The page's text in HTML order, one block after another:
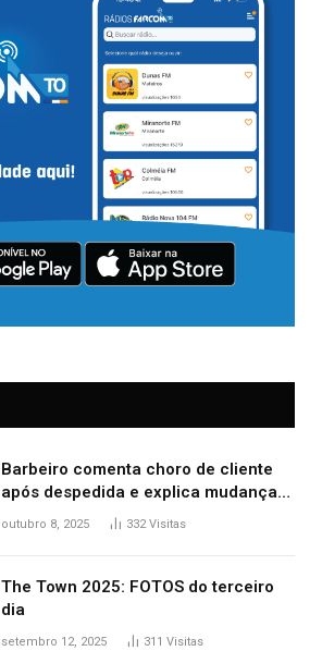
Barbeiro comenta choro de cliente
após despedida e explica mudança
para o TO: ‘Não esperava atingir
outubro 8, 2025 332Visitas
The Town 2025: FOTOS do terceiro
dia
setembro 12, 2025 311 Visitas